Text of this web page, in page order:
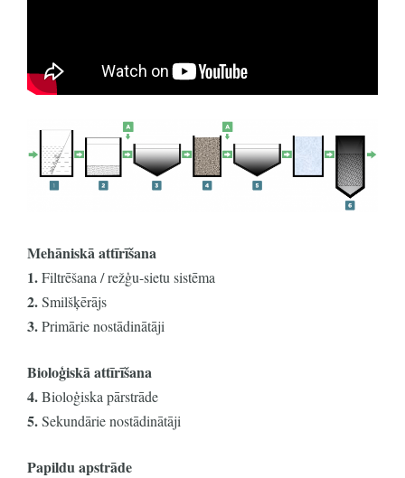
Mehāniskā attīrīšana
1.Filtrēšana / režģu-sietu sistēma
2.Smilšķērājs
3.Primārie nostādinātāji
Bioloģiskā attīrīšana
4.Bioloģiska pārstrāde
5.Sekundārie nostādinātāji
Papildu apstrāde